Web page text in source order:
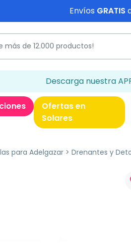
Envíos GRATIS
Descarga nuestra
Ofertas en
Solares
para Adelgazar Drenantes y